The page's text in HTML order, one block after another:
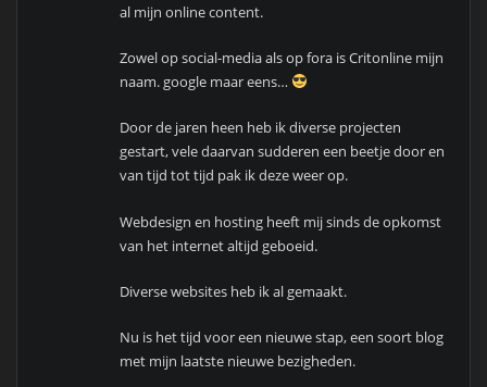
al mijn online content.
Zowel op social-media als op fora is Critonline mijn
naam. google maar eens…
Door de jaren heen heb ik diverse projecten
gestart, vele daarvan sudderen een beetje door en
van tijd tot tijd pak ik deze weer op.
Webdesign en hosting heeft mij sinds de opkomst
van het internet altijd geboeid.
Diverse websites heb ik al gemaakt.
Nu is het tijd voor een nieuwe stap, een soort blog
met mijn laatste nieuwe bezigheden.